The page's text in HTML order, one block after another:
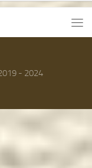
- 2024